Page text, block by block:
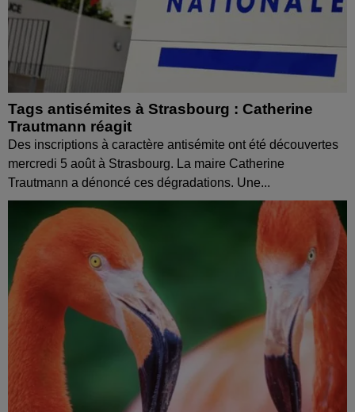
Tags antisémites à Strasbourg : Catherine
Trautmann réagit
Des inscriptions à caractère antisémite ont été découvertes
mercredi 5 août à Strasbourg. La maire Catherine
Trautmann a dénoncé ces dégradations. Une...